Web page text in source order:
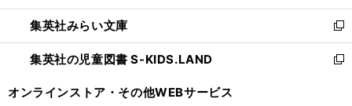
開
く
ウ
で
開
く
ン
ド
ウ
で
ウ
ィ
ン
ド
集英社みらい文庫
新
し
い
集英社の児童図書 S-KIDS.LAND
新
オンラインストア・ その他WEBサービス